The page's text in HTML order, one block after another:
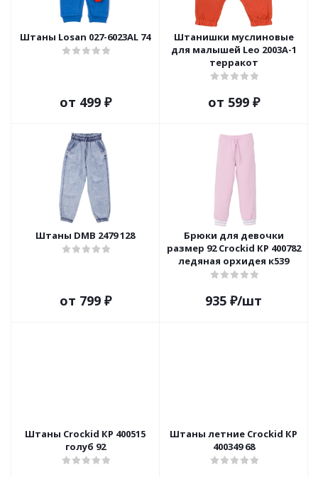
Штаны Losan 027-6023AL 74
от 499 ₽
Штанишки муслиновые
для малышей Leo 2003А-1
терракот
от 599 ₽
Штаны DMB 2479 128
от 799 ₽
Брюки для девочки
размер 92 Crockid КР 400782
ледяная орхидея к539
935 ₽/шт
Штаны Crockid КР 400515
голуб 92
Штаны летние Crockid КР
400349 68